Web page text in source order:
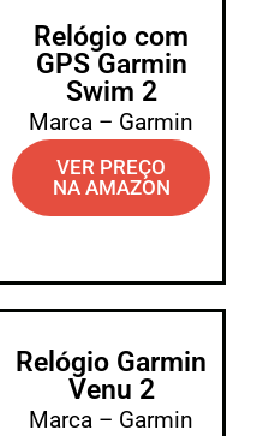
Relógio com
GPS Garmin
Swim 2
Marca – Garmin
VER PREÇO
NA AMAZON
Relógio Garmin
Venu 2
Marca – Garmin